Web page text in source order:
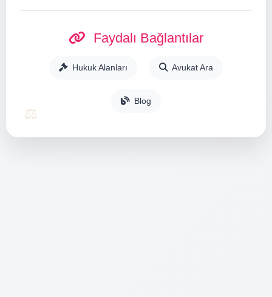
Faydalı Bağlantılar
Hukuk Alanları Avukat Ara
Blog